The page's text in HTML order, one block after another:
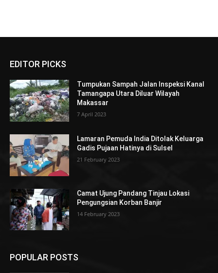
EDITOR PICKS
Tumpukan Sampah Jalan Inspeksi Kanal
Tamangapa Utara Diluar Wilayah
Makassar
7 April 2023
Lamaran Pemuda India Ditolak Keluarga
Gadis Pujaan Hatinya di Sulsel
21 February 2023
Camat Ujung Pandang Tinjau Lokasi
Pengungsian Korban Banjir
14 February 2023
POPULAR POSTS